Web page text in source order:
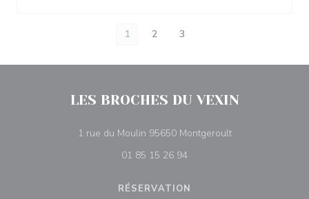
1 2 3
LES BROCHES DU VEXIN
1 rue du Moulin 95650 Montgeroult((ouvre une
01 85 15 26 94
RÉSERVATION